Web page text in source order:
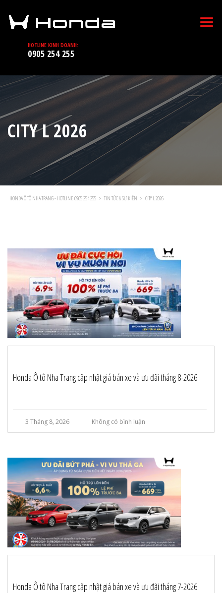
HOTLINE KINH DOANH:
0905 254 255
CITY L 2026
HONDA Ô TÔ NHA TRANG - HOTLINE 0905 254 255 > TIN TỨC & SỰ KIỆN > CITY L 2026
Honda Ô tô Nha Trang cập nhật giá bán xe và ưu đãi tháng 8-2026
3 Tháng 8, 2026 Không có bình luận
Honda Ô tô Nha Trang cập nhật giá bán xe và ưu đãi tháng 7-2026